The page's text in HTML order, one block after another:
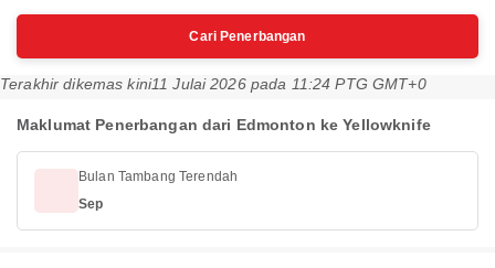
Cari Penerbangan
Terakhir dikemas kini11 Julai 2026 pada 11:24 PTG GMT+0
Maklumat Penerbangan dari Edmonton ke Yellowknife
Bulan Tambang Terendah
Sep